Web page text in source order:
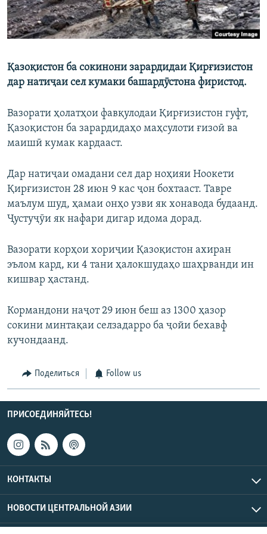
Қазоқистон ба сокинони зарардидаи Қирғизистон
дар натиҷаи сел кумаки башардӯстона фиристод.
Вазорати ҳолатҳои фавқулодаи Қирғизистон гуфт,
Қазоқистон ба зарардидаҳо маҳсулоти ғизоӣ ва
маишӣ кумак кардааст.
Дар натиҷаи омадани сел дар ноҳияи Ноокети
Қирғизистон 28 июн 9 кас ҷон бохтааст. Тавре
маълум шуд, ҳамаи онҳо узви як хонавода будаанд.
Ҷустуҷӯи як нафари дигар идома дорад.
Вазорати корҳои хориҷии Қазоқистон ахиран
эълом кард, ки 4 тани ҳалокшудаҳо шаҳрванди ин
кишвар ҳастанд.
Кормандони наҷот 29 июн беш аз 1300 ҳазор
сокини минтақаи селзадарро ба ҷойи бехавф
кучондаанд.
Поделиться Follow us
ПРИСОЕДИНЯЙТЕСЬ!
КОНТАКТЫ
НОВОСТИ ЦЕНТРАЛЬНОЙ АЗИИ